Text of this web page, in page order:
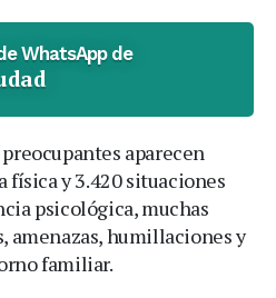
WhatsApp de
aparecen
física y 3.420 situaciones
psicológica, muchas
amenazas, humillaciones y
familiar.